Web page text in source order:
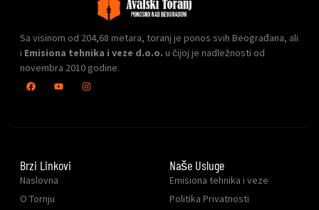
Sa visinom od 204,68 metara, toranj je ponos svih Beograđana, ali
i Emisiona tehnika i veze d.o.o. u čijoj je nadležnosti od
novembra 2010 godine.
Brzi Linkovi
Naslovna
O Tornju
Naše Usluge
Emisiona tehnika i veze
Politika Privatnosti